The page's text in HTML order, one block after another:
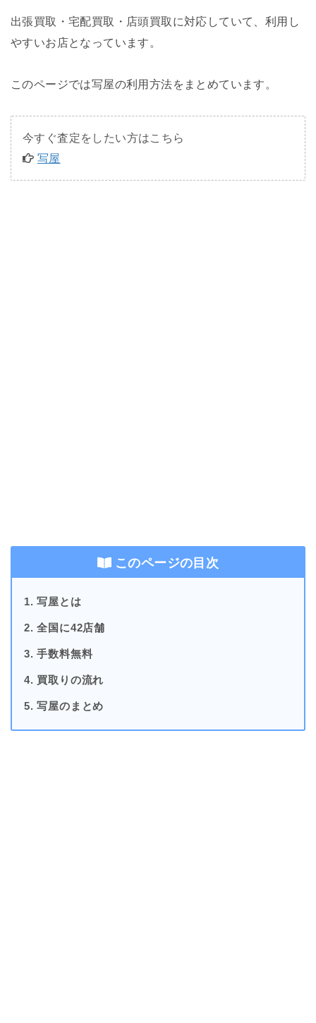
出張買取・宅配買取・店頭買取に対応していて、利用し
やすいお店となっています。
このページでは写屋の利用方法をまとめています。
今すぐ査定をしたい方はこちら
写屋
このページの目次
1. 写屋とは
2. 全国に42店舗
3. 手数料無料
4. 買取りの流れ
5. 写屋のまとめ